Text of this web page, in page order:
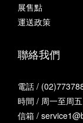
展售點
運送政策
聯絡我們
電話 /
時間 / 周一至周
信箱 /